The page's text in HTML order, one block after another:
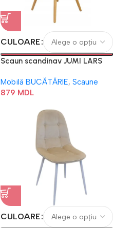
CULOARE
Scaun scandinav JUMI LARS
Mobilă BUCĂTĂRIE, Scaune
879 MDL
CULOARE